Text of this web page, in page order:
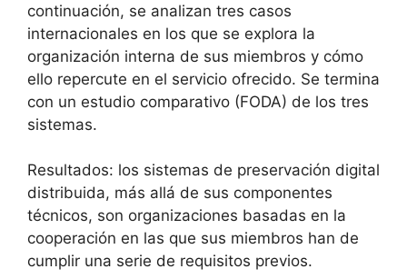
continuación, se analizan tres casos
internacionales en los que se explora la
organización interna de sus miembros y cómo
ello repercute en el servicio ofrecido. Se termina
con un estudio comparativo (FODA) de los tres
sistemas.
Resultados: los sistemas de preservación digital
distribuida, más allá de sus componentes
técnicos, son organizaciones basadas en la
cooperación en las que sus miembros han de
cumplir una serie de requisitos previos.